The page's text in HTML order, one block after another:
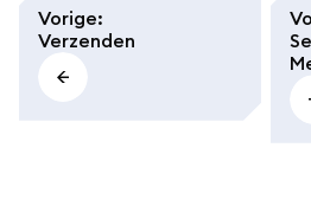
Vorige:
Verzenden